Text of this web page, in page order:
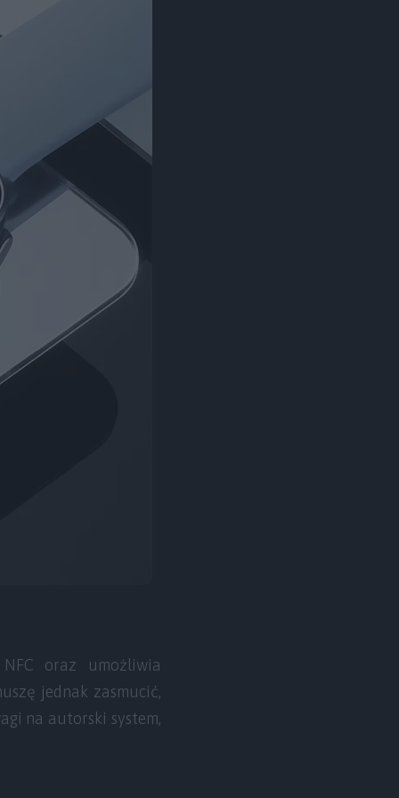
oraz umożliwia
jednak zasmucić,
na autorski system,